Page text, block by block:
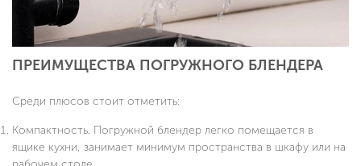
ПРЕИМУЩЕСТВА ПОГРУЖНОГО БЛЕНДЕРА
Среди плюсов стоит отметить:
Компактность. Погружной блендер легко помещается в
ящике кухни, занимает минимум пространства в шкафу или на